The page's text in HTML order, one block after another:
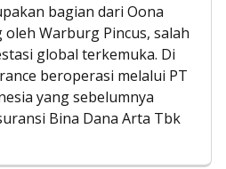
bagian dari Oona
Warburg Pincus, salah
global terkemuka. Di
beroperasi melalui PT
yang sebelumnya
Bina Dana Arta Tbk